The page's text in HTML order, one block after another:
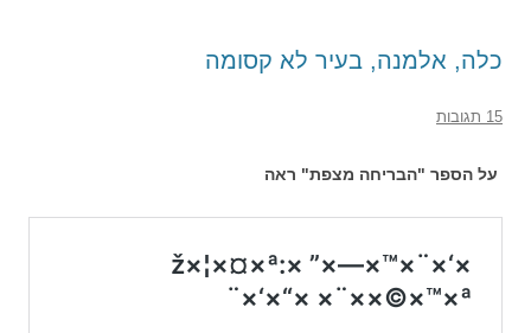
כלה, אלמנה, בעיר לא קסומה
15 תגובות
על הספר "הבריחה מצפת" ראה